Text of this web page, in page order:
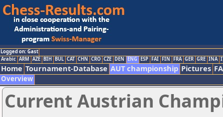
Logged on: Gast
Arabic ARM AZE BIH BUL CAT CHN CRO CZE DEN ENG ESP FAI FIN FRA GER GRE INA
Home Tournament-Database AUT championship Pictures
Overview
Current Austrian